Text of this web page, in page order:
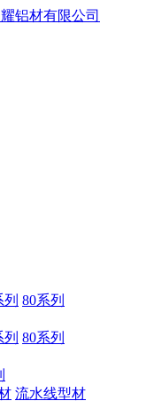
列 80系列
列 80系列
流水线型材